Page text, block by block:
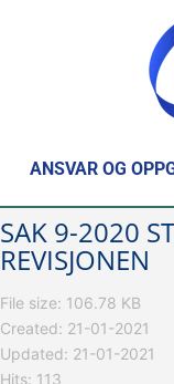
ANSVAR OG
SAK 9-2020
REVISJONEN
File size: 106.78 KB
Created: 21-01-2021
Updated: 21-01-2021
Hits: 113